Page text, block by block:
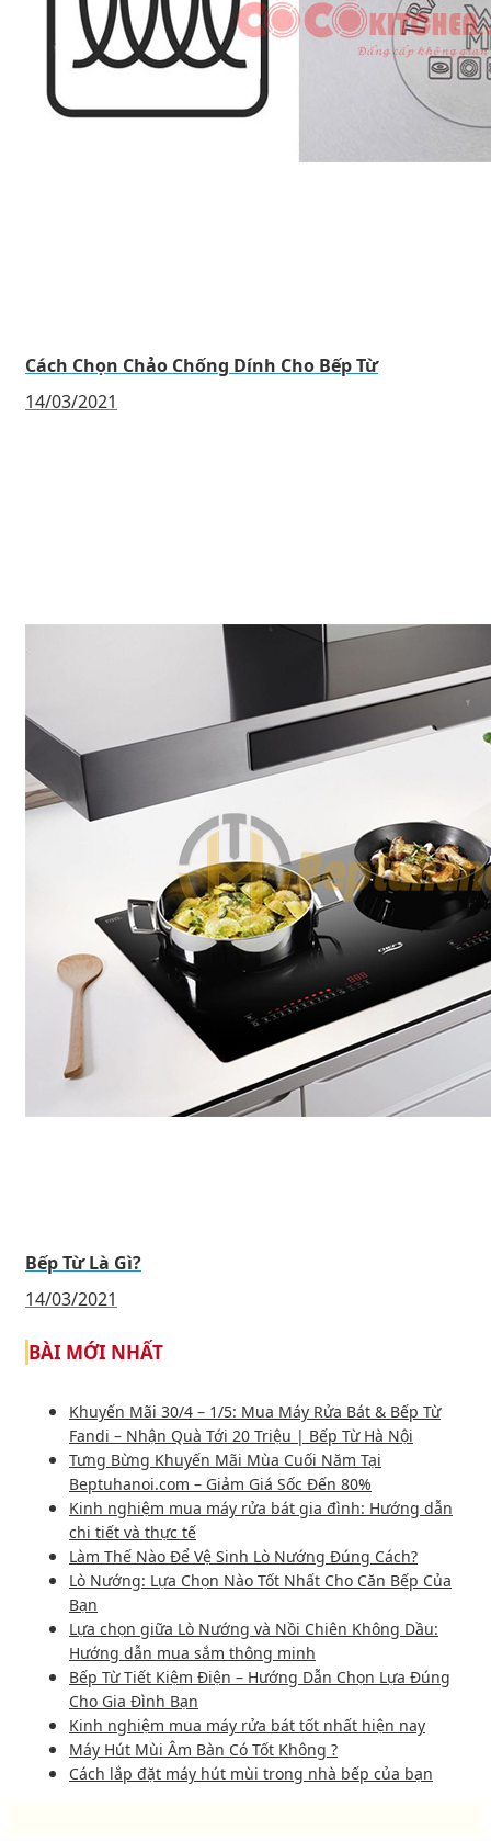
Cách Chọn Chảo Chống Dính Cho Bếp Từ
14/03/2021
Bếp Từ Là Gì?
14/03/2021
BÀI MỚI NHẤT
Khuyến Mãi 30/4 – 1/5: Mua Máy Rửa Bát & Bếp Từ
Fandi – Nhận Quà Tới 20 Triệu | Bếp Từ Hà Nội
Tưng Bừng Khuyến Mãi Mùa Cuối Năm Tại
Beptuhanoi.com – Giảm Giá Sốc Đến 80%
Kinh nghiệm mua máy rửa bát gia đình: Hướng dẫn
chi tiết và thực tế
Làm Thế Nào Để Vệ Sinh Lò Nướng Đúng Cách?
Lò Nướng: Lựa Chọn Nào Tốt Nhất Cho Căn Bếp Của
Bạn
Lựa chọn giữa Lò Nướng và Nồi Chiên Không Dầu:
Hướng dẫn mua sắm thông minh
Bếp Từ Tiết Kiệm Điện – Hướng Dẫn Chọn Lựa Đúng
Cho Gia Đình Bạn
Kinh nghiệm mua máy rửa bát tốt nhất hiện nay
Máy Hút Mùi Âm Bàn Có Tốt Không ?
Cách lắp đặt máy hút mùi trong nhà bếp của bạn